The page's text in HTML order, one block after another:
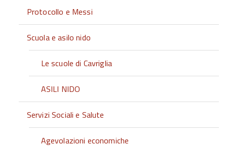
Protocollo e Messi
Scuola e asilo nido
Le scuole di Cavriglia
ASILI NIDO
Servizi Sociali e Salute
Agevolazioni economiche